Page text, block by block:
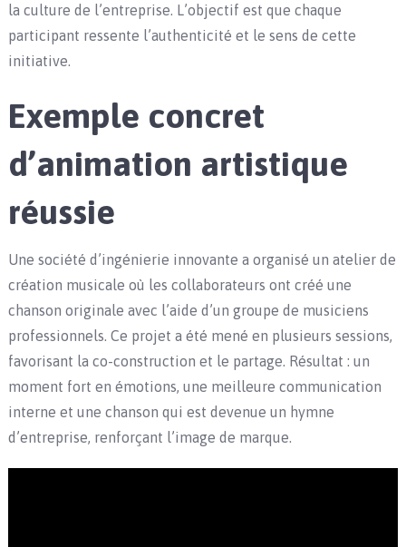
la culture de l’entreprise. L’objectif est que chaque
participant ressente l’authenticité et le sens de cette
initiative.
Exemple concret
d’animation artistique
réussie
Une société d’ingénierie innovante a organisé un atelier de
création musicale où les collaborateurs ont créé une
chanson originale avec l’aide d’un groupe de musiciens
professionnels. Ce projet a été mené en plusieurs sessions,
favorisant la co-construction et le partage. Résultat : un
moment fort en émotions, une meilleure communication
interne et une chanson qui est devenue un hymne
d’entreprise, renforçant l’image de marque.